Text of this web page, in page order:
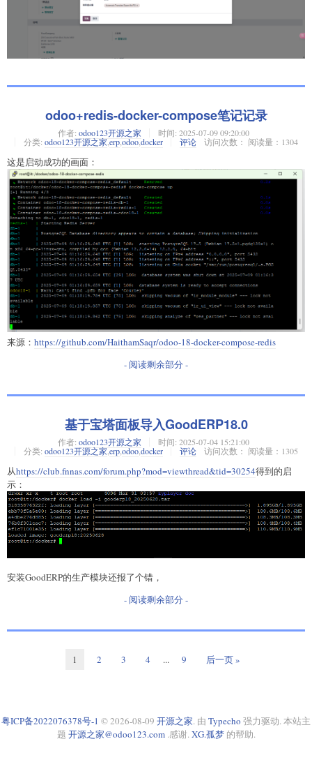
odoo+redis-docker-compose笔记记录
作者: odoo123开源之家 时间: 2025-07-09 09:20:00
分类: odoo123开源之家 erp,odoo,docker 评论 访问次数： 阅读量：1304
这是启动成功的画面：
来源： https://github.com/HaithamSaqr/odoo-18-docker-compose-redis
- 阅读剩余部分 -
基于宝塔面板导入GoodERP18.0
作者: odoo123开源之家 时间: 2025-07-04 15:21:00
分类: odoo123开源之家 erp,odoo,docker 评论 访问次数： 阅读量：1305
从https://club.fnnas.com/forum.php?mod=viewthread&tid=30254得到的启
示：
安装GoodERP的生产模块还报了个错，
- 阅读剩余部分 -
1 2 3 4 ... 9 后一页 »
粤ICP备2022076378号-1 © 2026-08-09 开源之家. 由 Typecho 强力驱动. 本站主
题 开源之家@odoo123.com.感谢. XG.孤梦的帮助.